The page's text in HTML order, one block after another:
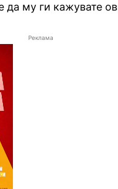
да му ги кажувате
Реклама